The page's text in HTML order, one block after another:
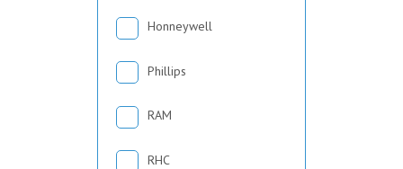
Honneywell
Phillips
RAM
RHC